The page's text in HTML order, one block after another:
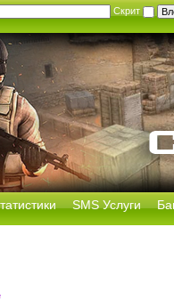
Скрит
SMS Услуги